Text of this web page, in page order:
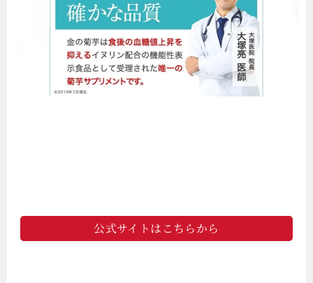
公式サイトはこちらから